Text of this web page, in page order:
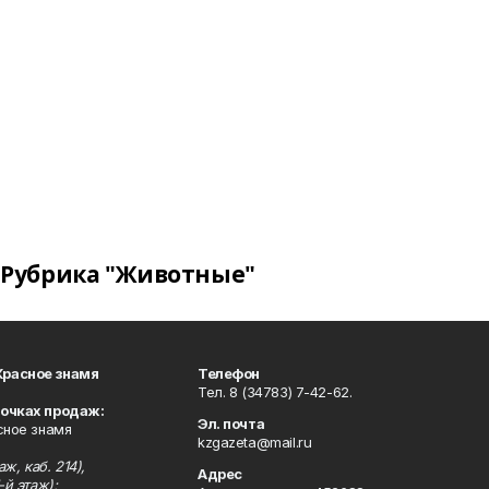
Рубрика "Животные"
знамя
продаж:
знамя
каб. 214),
й этаж);
Телефон
Тел. 8 (34783) 7-42-62.
Эл. почта
kzgazeta@mail.ru
Адрес